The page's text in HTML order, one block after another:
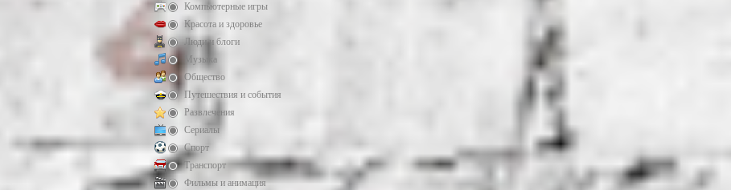
Компьютерные игры
Красота и здоровье
Люди и блоги
Музыка
Общество
Путешествия и события
Развлечения
Сериалы
Спорт
Транспорт
Фильмы и анимация